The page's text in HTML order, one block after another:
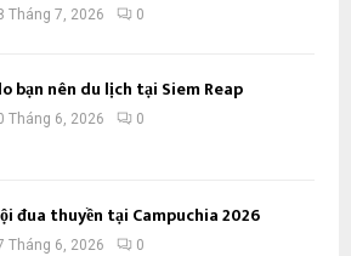
Tháng 7, 2026 0
bạn nên du lịch tại Siem Reap
Tháng 6, 2026 0
đua thuyền tại Campuchia 2026
Tháng 6, 2026 0